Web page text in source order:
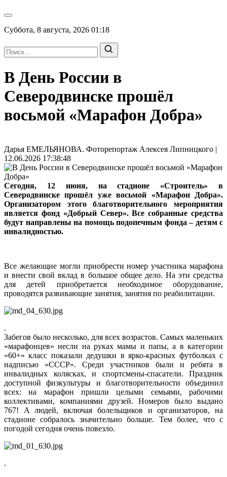
Суббота, 8 августа, 2026 01:18
В День России в
Северодвинске прошёл
восьмой «Марафон Добра»
Дарья ЕМЕЛЬЯНОВА. Фоторепортаж Алексея Липницкого |
12.06.2026 17:38:48
Сегодня, 12 июня, на стадионе «Строитель» в
Северодвинске прошёл уже восьмой «Марафон Добра».
Организатором этого благотворительного мероприятия
является фонд «Добрый Север». Все собранные средства
будут направлены на помощь подопечным фонда – детям с
инвалидностью.
Все желающие могли приобрести номер участника марафона
и внести свой вклад в большое общее дело. На эти средства
для детей приобретается необходимое оборудование,
проводятся развивающие занятия, занятия по реабилитации.
.
Забегов было несколько, для всех возрастов. Самых маленьких
«марафонцев» несли на руках мамы и папы, а в категории
«60+» класс показали дедушки в ярко-красных футболках с
надписью «СССР». Среди участников были и ребята в
инвалидных колясках, и спортсмены-спасатели. Праздник
доступной физкультуры и благотворительности объединил
всех: на марафон пришли целыми семьями, рабочими
коллективами, компаниями друзей. Номеров было выдано
767! А людей, включая болельщиков и организаторов, на
стадионе собралось значительно больше. Тем более, что с
погодой сегодня очень повезло.
.